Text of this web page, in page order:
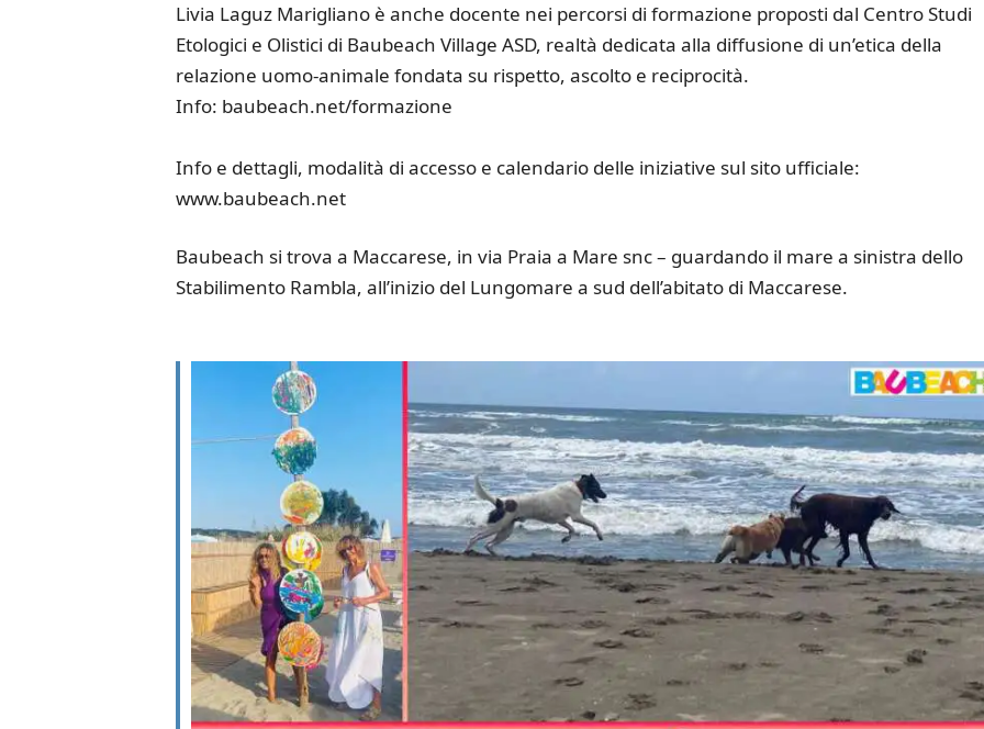
Livia Laguz Marigliano è anche docente nei percorsi di formazione proposti dal Centro Studi
Etologici e Olistici di Baubeach Village ASD, realtà dedicata alla diffusione di un’etica della
relazione uomo-animale fondata su rispetto, ascolto e reciprocità.
Info: baubeach.net/formazione
Info e dettagli, modalità di accesso e calendario delle iniziative sul sito ufficiale:
www.baubeach.net
Baubeach si trova a Maccarese, in via Praia a Mare snc – guardando il mare a sinistra dello
Stabilimento Rambla, all’inizio del Lungomare a sud dell’abitato di Maccarese.